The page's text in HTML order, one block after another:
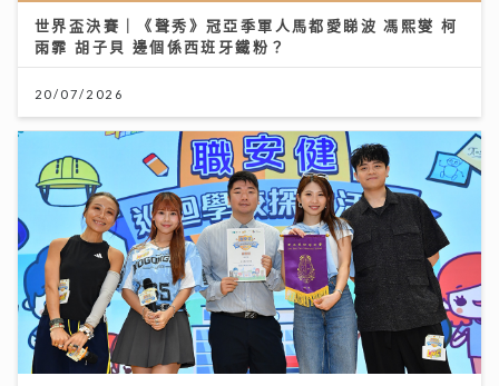
世界盃決賽｜《聲秀》冠亞季軍人馬都愛睇波 馮熙燮 柯
雨霏 胡子貝 邊個係西班牙鐵粉？
20/07/2026